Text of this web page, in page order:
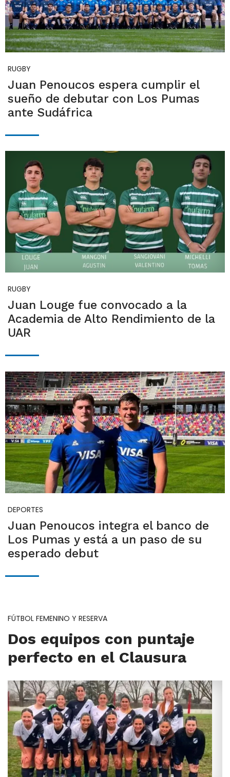
RUGBY
Juan Penoucos espera cumplir el
sueño de debutar con Los Pumas
ante Sudáfrica
RUGBY
Juan Louge fue convocado a la
Academia de Alto Rendimiento de la
UAR
DEPORTES
Juan Penoucos integra el banco de
Los Pumas y está a un paso de su
esperado debut
FÚTBOL FEMENINO Y RESERVA
Dos equipos con puntaje
perfecto en el Clausura